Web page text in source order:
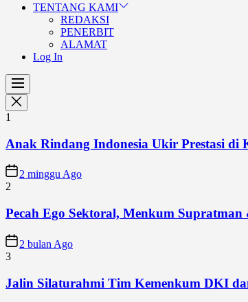
TENTANG KAMI
REDAKSI
PENERBIT
ALAMAT
Log In
1
Anak Rindang Indonesia Ukir Prestasi di
2 minggu Ago
2
Pecah Ego Sektoral, Menkum
2 bulan Ago
3
Jalin Silaturahmi Tim Kemenkum DKI